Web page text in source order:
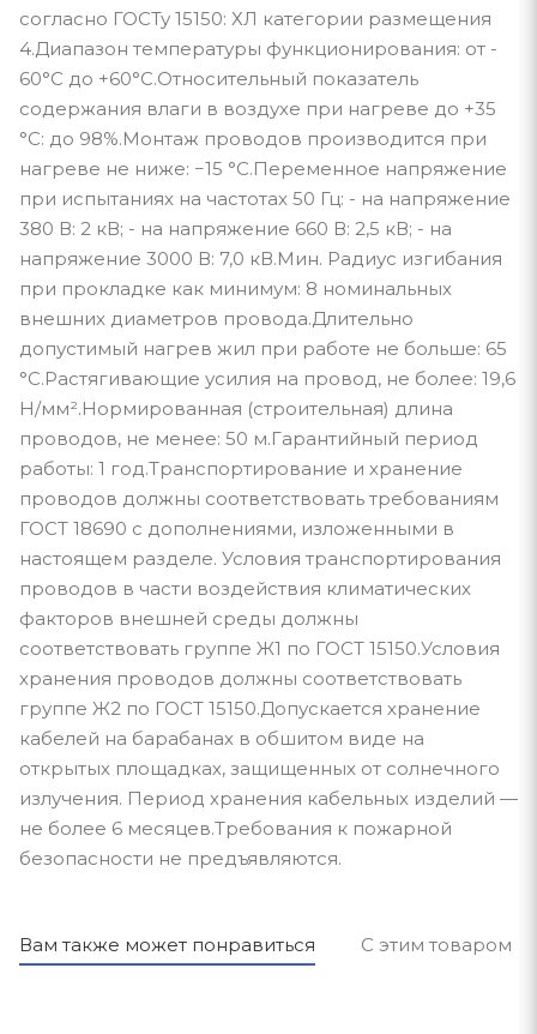
согласно ГОСТу 15150: ХЛ категории размещения
4.Диапазон температуры функционирования: от -
60°С до +60°С.Относительный показатель
содержания влаги в воздухе при нагреве до +35
°С: до 98%.Монтаж проводов производится при
нагреве не ниже: −15 °С.Переменное напряжение
при испытаниях на частотах 50 Гц: - на напряжение
380 В: 2 кВ; - на напряжение 660 В: 2,5 кВ; - на
напряжение 3000 В: 7,0 кВ.Мин. Радиус изгибания
при прокладке как минимум: 8 номинальных
внешних диаметров провода.Длительно
допустимый нагрев жил при работе не больше: 65
°С.Растягивающие усилия на провод, не более: 19,6
Н/мм².Нормированная (строительная) длина
проводов, не менее: 50 м.Гарантийный период
работы: 1 год.Транспортирование и хранение
проводов должны соответствовать требованиям
ГОСТ 18690 с дополнениями, изложенными в
настоящем разделе. Условия транспортирования
проводов в части воздействия климатических
факторов внешней среды должны
соответствовать группе Ж1 по ГОСТ 15150.Условия
хранения проводов должны соответствовать
группе Ж2 по ГОСТ 15150.Допускается хранение
кабелей на барабанах в обшитом виде на
открытых площадках, защищенных от солнечного
излучения. Период хранения кабельных изделий —
не более 6 месяцев.Требования к пожарной
безопасности не предъявляются.
Вам также может понравиться С этим товаром